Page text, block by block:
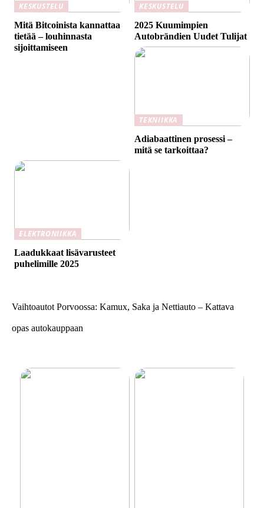
KESKUSTELU
Mitä Bitcoinista kannattaa
tietää – louhinnasta
sijoittamiseen
KESKUSTELU
2025 Kuumimpien
Autobrändien Uudet Tulijat
TEKNIIKKA
Adiabaattinen prosessi –
mitä se tarkoittaa?
ELEKTRONIIKKA
Laadukkaat lisävarusteet
puhelimille 2025
Vaihtoautot Porvoossa: Kamux, Saka ja Nettiauto – Kattava
opas autokauppaan